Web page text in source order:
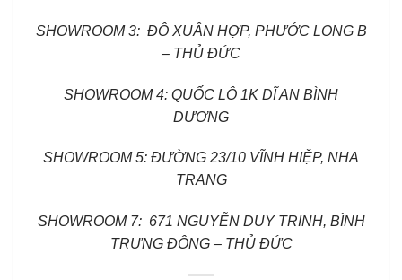
SHOWROOM 3: ĐÔ XUÂN HỢP, PHƯỚC LONG B
– THỦ ĐỨC
SHOWROOM 4: QUỐC LỘ 1K DĨ AN BÌNH
DƯƠNG
SHOWROOM 5: ĐƯỜNG 23/10 VĨNH HIỆP, NHA
TRANG
SHOWROOM 7: 671 NGUYỄN DUY TRINH, BÌNH
TRƯNG ĐÔNG – THỦ ĐỨC